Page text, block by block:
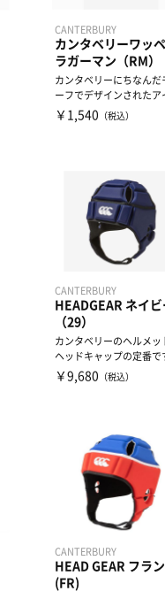
CANTERBURY
カンタベリーワッ
ラガーマン（RM）
カンタベリーにちなんだ
ーフでデザインされたア
ン接着タイプの刺繍ワッ
ン。...
￥1,540 （税込）
CANTERBURY
HEADGEAR ネイビ
（29）
カンタベリーのヘルメッ
ヘッドキャップの定番で
サイドにはチーム名など
￥9,680 （税込）
CANTERBURY
HEAD GEAR フラ
(FR)